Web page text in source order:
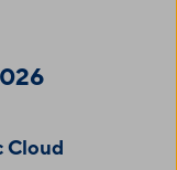
Cloud